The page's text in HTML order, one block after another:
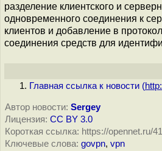
разделение клиентского и
одновременного соединения к
клиентов и добавление в
соединения средств для
Главная ссылка к новости (
Автор новости: Sergey
Лицензия: CC BY 3.0
Короткая ссылка: https://opennet.ru/
Ключевые слова: govpn, vpn